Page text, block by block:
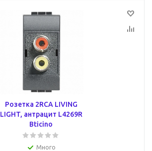
Розетка 2RCA LIVING
LIGHT, антрацит L4269R
Bticino
Много